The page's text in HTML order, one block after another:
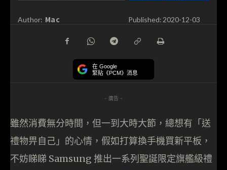
Author: Mac Published: 2020-12-03
在 Google
緊貼《PCM》消息
- 廣告 -
雖然消費無分時間，但一到大時大節，總想有「送
禮物畀自己」的心情，假如打算換手機買新平板，
不妨睇睇 Samsung 推出一系列聖誕限定旗艦級禮